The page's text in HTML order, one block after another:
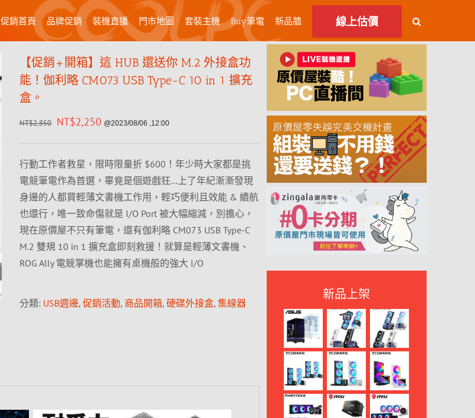
促銷首頁 品牌促銷 裝機直播 門市地圖 套裝主機 Buy筆電 新品牆 線上估價
【促銷+開箱】這 HUB 還送你 M.2 外接盒功
能！伽利略 CM073 USB Type-C 10 in 1 擴充
盒。
NT$2,850 NT$2,250 @2023/08/06 ,12:00
行動工作者救星，限時限量折 $600！年少時大家都是挑
電競筆電作為首選，畢竟是個遊戲狂…上了年紀漸漸發現
身邊的人都買輕薄文書機工作用，輕巧便利且效能 & 續航
也還行，唯一致命傷就是 I/O Port 被大幅縮減，別擔心，
現在原價屋不只有筆電，還有伽利略 CM073 USB Type-C
M.2 雙規 10 in 1 擴充盒即刻救援！就算是輕薄文書機、
ROG Ally 電競掌機也能擁有桌機般的強大 I/O
分類: USB週邊, 促銷活動, 商品開箱, 硬碟外接盒, 集線器
新品上架